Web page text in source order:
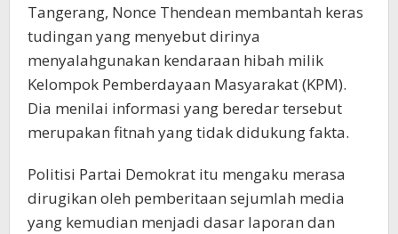
Tangerang, Nonce Thendean membantah keras
tudingan yang menyebut dirinya
menyalahgunakan kendaraan hibah milik
Kelompok Pemberdayaan Masyarakat (KPM).
Dia menilai informasi yang beredar tersebut
merupakan fitnah yang tidak didukung fakta.
Politisi Partai Demokrat itu mengaku merasa
dirugikan oleh pemberitaan sejumlah media
yang kemudian menjadi dasar laporan dan